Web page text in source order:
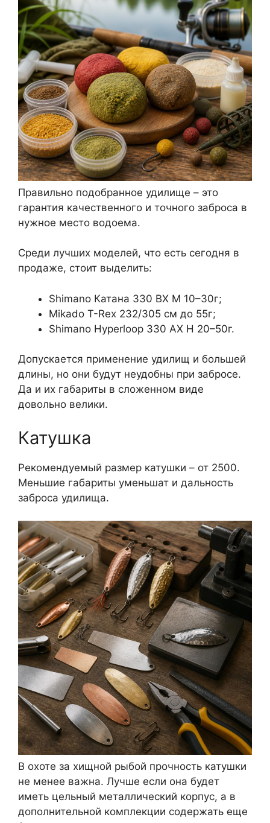
Правильно подобранное удилище – это
гарантия качественного и точного заброса в
нужное место водоема.
Среди лучших моделей, что есть сегодня в
продаже, стоит выделить:
Shimano Катана 330 BX М 10–30г;
Mikado T-Rex 232/305 см до 55г;
Shimano Hyperloop 330 AX H 20–50г.
Допускается применение удилищ и большей
длины, но они будут неудобны при забросе.
Да и их габариты в сложенном виде
довольно велики.
Катушка
Рекомендуемый размер катушки – от 2500.
Меньшие габариты уменьшат и дальность
заброса удилища.
В охоте за хищной рыбой прочность катушки
не менее важна. Лучше если она будет
иметь цельный металлический корпус, а в
дополнительной комплекции содержать еще